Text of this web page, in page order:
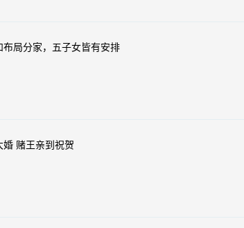
布局分家，五子女皆有安排
赌王亲到祝贺